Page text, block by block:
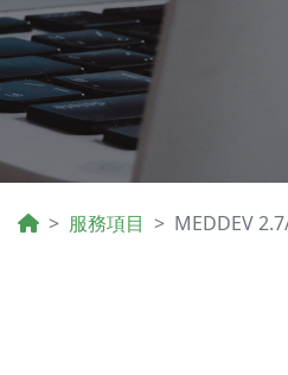
服務項目 MEDDEV